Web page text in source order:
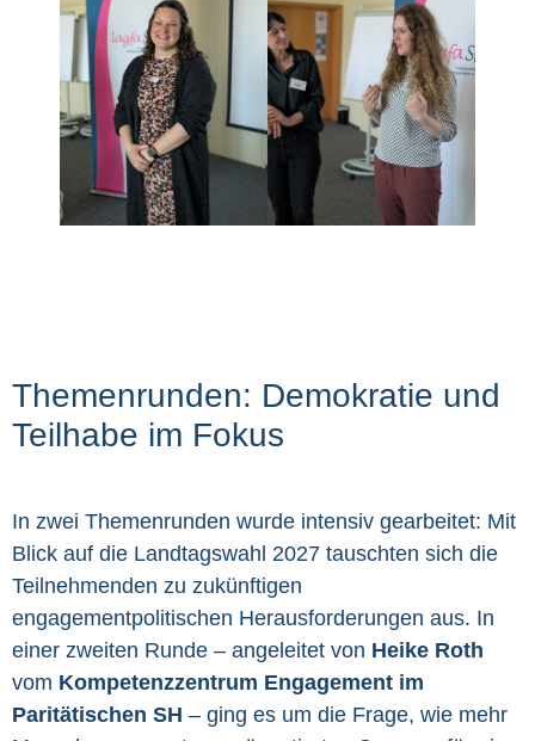
Themenrunden: Demokratie und
Teilhabe im Fokus
In zwei Themenrunden wurde intensiv gearbeitet: Mit
Blick auf die Landtagswahl 2027 tauschten sich die
Teilnehmenden zu zukünftigen
engagementpolitischen Herausforderungen aus. In
einer zweiten Runde – angeleitet von Heike Roth
vom Kompetenzzentrum Engagement im
Paritätischen SH – ging es um die Frage, wie mehr